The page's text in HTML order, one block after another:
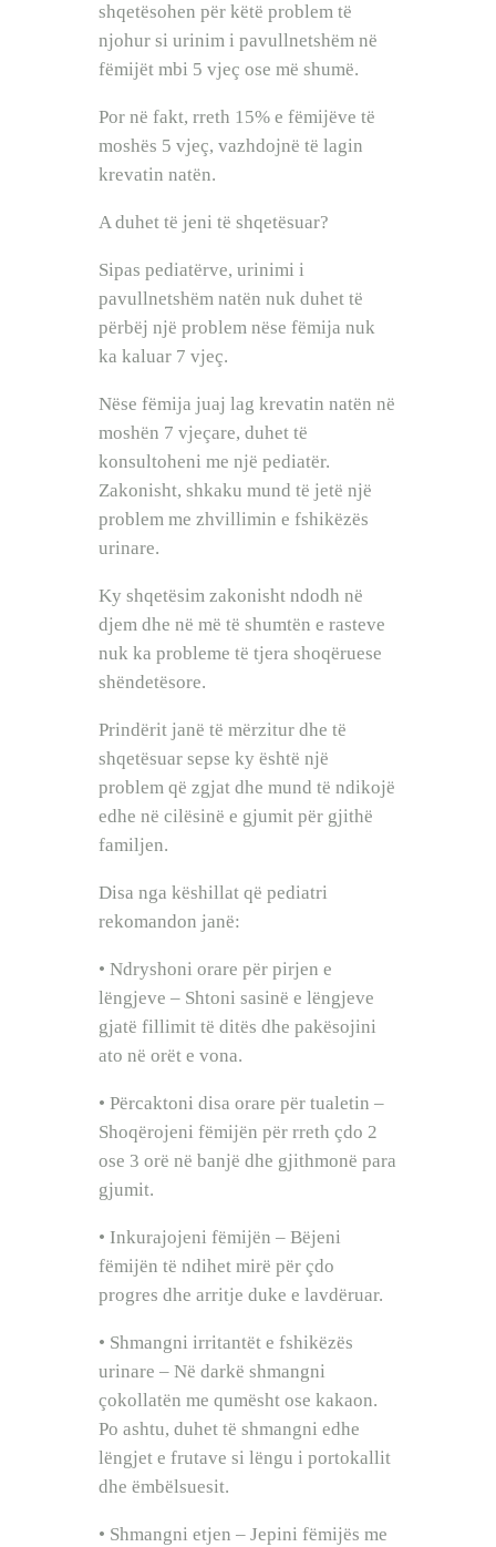
shqetësohen për këtë problem të
njohur si urinim i pavullnetshëm në
fëmijët mbi 5 vjeç ose më shumë.
Por në fakt, rreth 15% e fëmijëve të
moshës 5 vjeç, vazhdojnë të lagin
krevatin natën.
A duhet të jeni të shqetësuar?
Sipas pediatërve, urinimi i
pavullnetshëm natën nuk duhet të
përbëj një problem nëse fëmija nuk
ka kaluar 7 vjeç.
Nëse fëmija juaj lag krevatin natën në
moshën 7 vjeçare, duhet të
konsultoheni me një pediatër.
Zakonisht, shkaku mund të jetë një
problem me zhvillimin e fshikëzës
urinare.
Ky shqetësim zakonisht ndodh në
djem dhe në më të shumtën e rasteve
nuk ka probleme të tjera shoqëruese
shëndetësore.
Prindërit janë të mërzitur dhe të
shqetësuar sepse ky është një
problem që zgjat dhe mund të ndikojë
edhe në cilësinë e gjumit për gjithë
familjen.
Disa nga këshillat që pediatri
rekomandon janë:
• Ndryshoni orare për pirjen e
lëngjeve – Shtoni sasinë e lëngjeve
gjatë fillimit të ditës dhe pakësojini
ato në orët e vona.
• Përcaktoni disa orare për tualetin –
Shoqërojeni fëmijën për rreth çdo 2
ose 3 orë në banjë dhe gjithmonë para
gjumit.
• Inkurajojeni fëmijën – Bëjeni
fëmijën të ndihet mirë për çdo
progres dhe arritje duke e lavdëruar.
• Shmangni irritantët e fshikëzës
urinare – Në darkë shmangni
çokollatën me qumësht ose kakaon.
Po ashtu, duhet të shmangni edhe
lëngjet e frutave si lëngu i portokallit
dhe ëmbëlsuesit.
• Shmangni etjen – Jepini fëmijës me